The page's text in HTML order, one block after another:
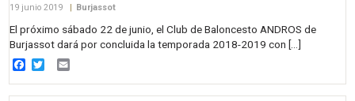
19 junio 2019 | Burjassot
El próximo sábado 22 de junio, el Club de Baloncesto ANDROS de
Burjassot dará por concluida la temporada 2018-2019 con […]
Facebook
Twitter